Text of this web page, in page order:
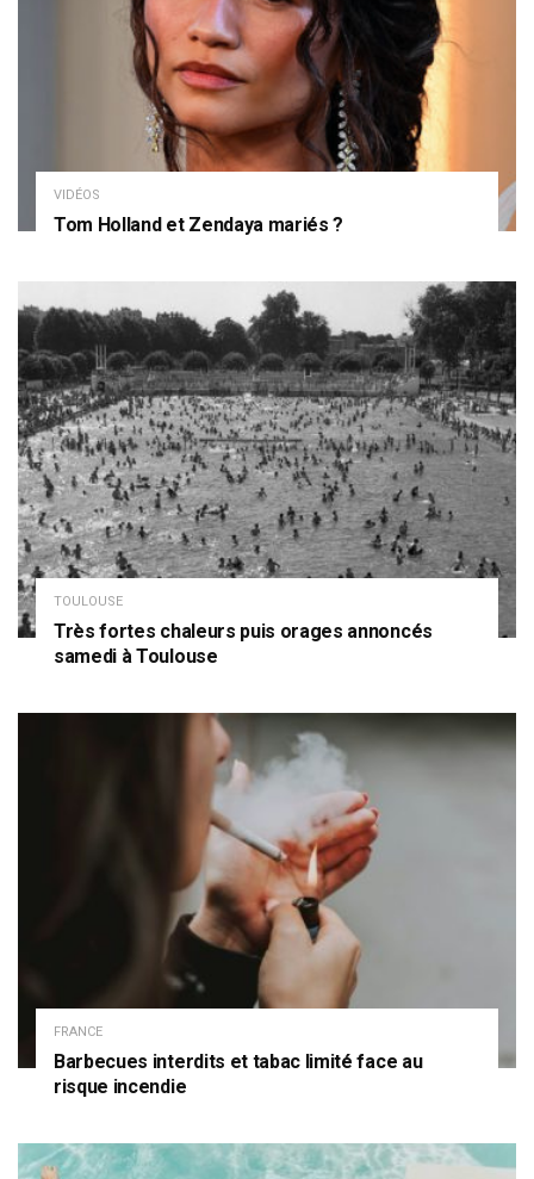
VIDÉOS
Tom Holland et Zendaya mariés ?
TOULOUSE
Très fortes chaleurs puis orages annoncés
samedi à Toulouse
FRANCE
Barbecues interdits et tabac limité face au
risque incendie